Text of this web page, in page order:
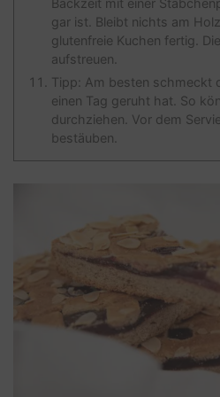
Backzeit mit einer
gar ist. Bleibt nichts am
glutenfreie Kuchen fertig.
aufstreuen.
Tipp: Am besten schmeckt
einen Tag geruht hat. So
durchziehen. Vor dem
bestäuben.